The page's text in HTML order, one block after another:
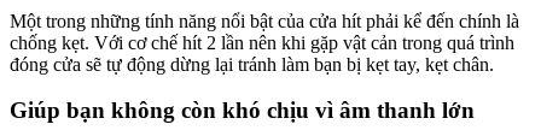
Một trong những tính năng nổi bật của cửa hít phải kể đến chính là
chống kẹt. Với cơ chế hít 2 lần nên khi gặp vật cản trong quá trình
đóng cửa sẽ tự động dừng lại tránh làm bạn bị kẹt tay, kẹt chân.
Giúp bạn không còn khó chịu vì âm thanh lớn